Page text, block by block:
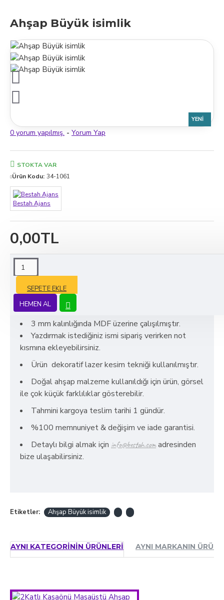
Ahşap Büyük isimlik
YENI
0 yorum yapılmış. - Yorum Yap
0,00TL
STOKTA VAR
Ürün Kodu: 34-1061
Bestah Ajans
SEPETE EKLE
HEMEN AL
ÜRÜN BILGISI
Ahşap Büyük isimlik
3 mm kalınlığında MDF üzerine çalışılmıştır.
Yazdırmak istediğiniz ismi sipariş verirken not
kısmına ekleyebilirsiniz.
Ürün dekoratif lazer kesim tekniği kullanılmıştır.
Doğal ahşap malzeme kullanıldığı için ürün, görsel
ile çok küçük farklılıklar gösterebilir.
Tahmini kargoya teslim tarihi 1 gündür.
%100 memnuniyet & değişim ve iade garantisi.
Detaylı bilgi almak için info@bestah.comadresinden
bize ulaşabilirsiniz.
Etiketler: Ahşap Büyük isimlik
AYNI KATEGORININ ÜRÜNLERI AYNI MARKANIN